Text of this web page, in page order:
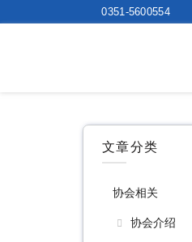
0351-5600554
文章分类
协会相关
协会介绍